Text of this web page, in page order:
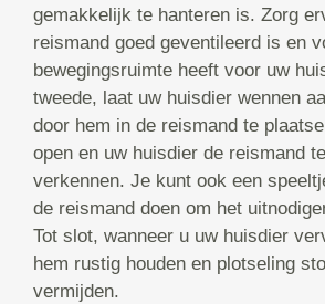
gemakkelijk te hanteren is. Zorg
reismand goed geventileerd is en
bewegingsruimte heeft voor uw
tweede, laat uw huisdier wennen
door hem in de reismand te
open en uw huisdier de reismand
verkennen. Je kunt ook een
de reismand doen om het
Tot slot, wanneer u uw huisdier
hem rustig houden en plotseling
vermijden.